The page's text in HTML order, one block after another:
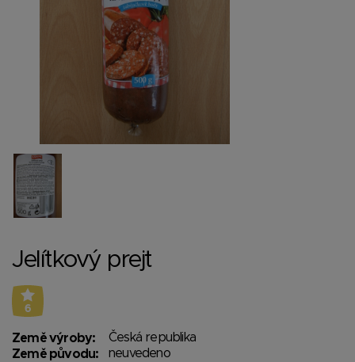
Jelítkový prejt
6
Země výroby:
Česká republika
Země původu:
neuvedeno